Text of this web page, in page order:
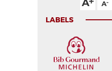
LABELS